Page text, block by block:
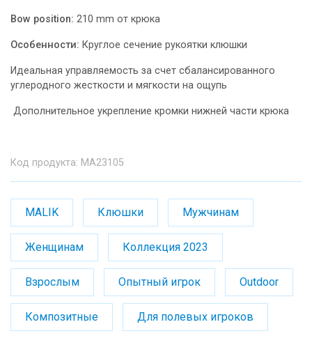
Bow position: 210 mm от крюка
Особенности: Круглое сечение рукоятки клюшки
Идеальная управляемость за счет сбалансированного
углеродного жесткости и мягкости на ощупь
Дополнительное укрепление кромки нижней части крюка
Код продукта: MA23105
MALIK Клюшки Мужчинам
Женщинам Коллекция 2023
Взрослым Опытный игрок Outdoor
Композитные Для полевых игроков